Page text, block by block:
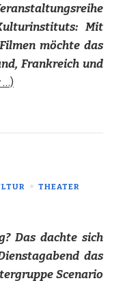
Mit
möchte das
Frankreich und
THEATER
Das dachte sich
das
Scenario